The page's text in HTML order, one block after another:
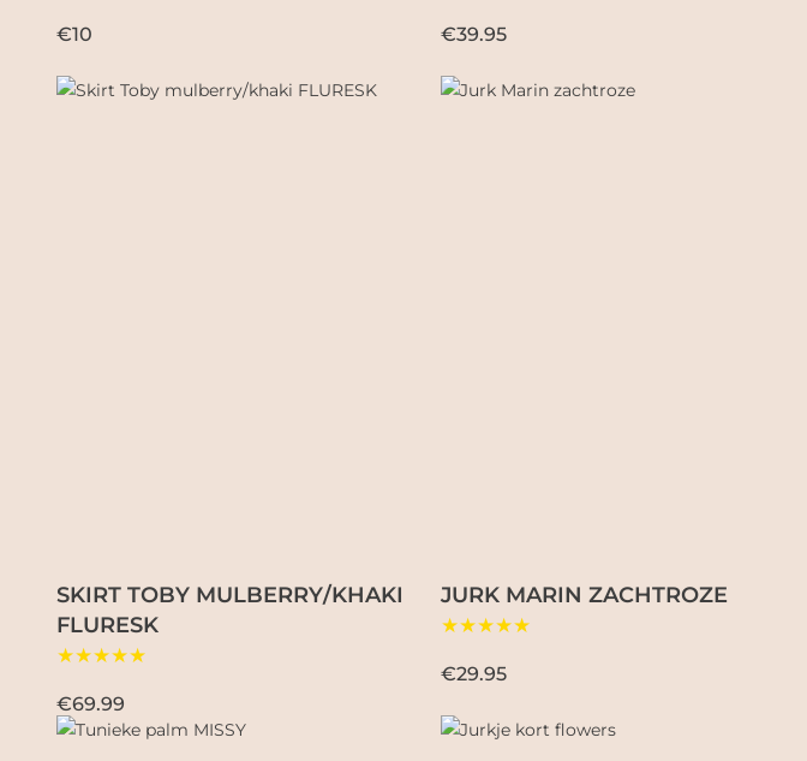
€10 €39.95
SKIRT TOBY MULBERRY/KHAKI
FLURESK
★★★★★
€69.99
JURK MARIN ZACHTROZE
★★★★★
€29.95